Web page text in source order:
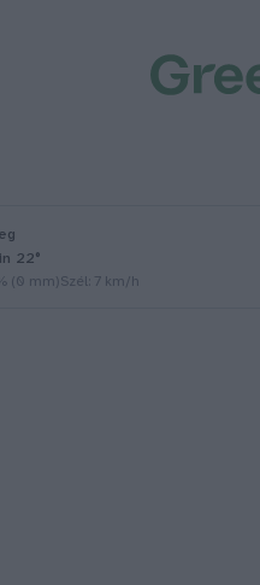
22°
(0 mm)Szél: 7 km/h